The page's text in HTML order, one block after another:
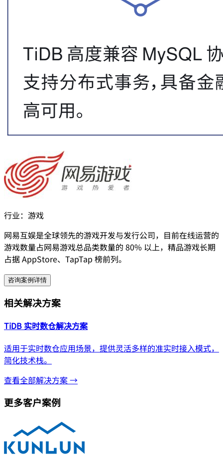
行业： 游戏
网易互娱是全球领先的游戏开发与发行公司，目前在线运营的
游戏数量占网易游戏总品类数量的 80% 以上，精品游戏长期
占据 AppStore、TapTap 榜前列。
咨询案例详情
相关解决方案
TiDB 实时数仓解决方案
适用于实时数仓应用场景，提供灵活多样的准实时接入模式，
简化技术栈。
查看全部解决方案 →
更多客户案例